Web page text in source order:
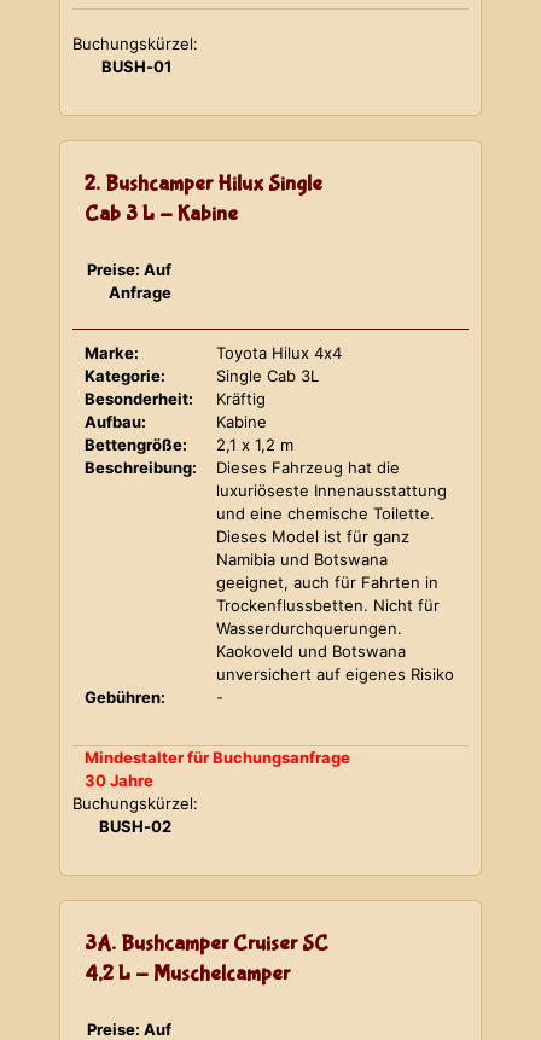
Buchungskürzel:
BUSH-01
2. Bushcamper Hilux Single
Cab 3 L - Kabine
Preise: Auf
Anfrage
Marke:
Toyota Hilux 4x4
Kategorie:
Single Cab 3L
Besonderheit:
Kräftig
Aufbau:
Kabine
Bettengröße:
2,1 x 1,2 m
Beschreibung:
Dieses Fahrzeug hat die
luxuriöseste Innenausstattung
und eine chemische Toilette.
Dieses Model ist für ganz
Namibia und Botswana
geeignet, auch für Fahrten in
Trockenflussbetten. Nicht für
Wasserdurchquerungen.
Kaokoveld und Botswana
unversichert auf eigenes Risiko
Gebühren:
-
Mindestalter für Buchungsanfrage
30 Jahre
Buchungskürzel:
BUSH-02
3A. Bushcamper Cruiser SC
4,2 L - Muschelcamper
Preise: Auf